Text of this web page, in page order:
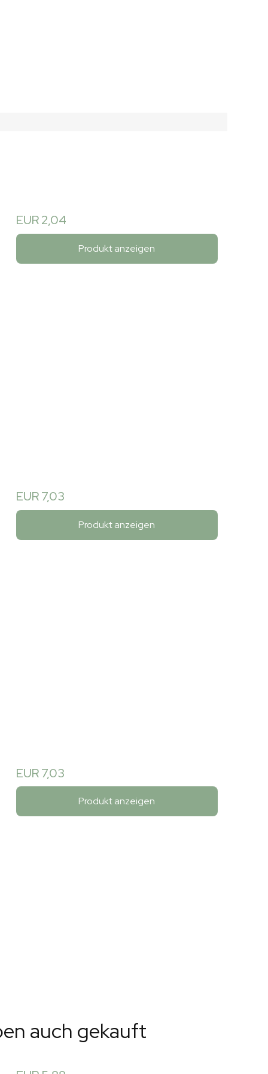
EUR 2,04
Produkt anzeigen
EUR 7,03
Produkt anzeigen
EUR 7,03
Produkt anzeigen
auch gekauft